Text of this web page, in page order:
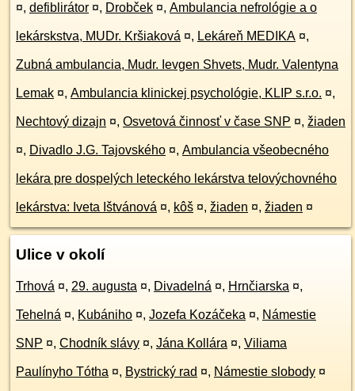
¤, defiblirátor ¤, Drobček ¤, Ambulancia nefrológie a o
lekárskstva, MUDr. Kršiaková ¤, Lekáreň MEDIKA ¤,
Zubná ambulancia, Mudr. Ievgen Shvets, Mudr. Valentyna
Lemak ¤, Ambulancia klinickej psychológie, KLIP s.r.o. ¤,
Nechtový dizajn ¤, Osvetová činnosť v čase SNP ¤, žiaden
¤, Divadlo J.G. Tajovského ¤, Ambulancia všeobecného
lekára pre dospelých leteckého lekárstva telovýchovného
lekárstva: Iveta Ištvánová ¤, kôš ¤, žiaden ¤, žiaden ¤
Ulice v okolí
Trhová ¤, 29. augusta ¤, Divadelná ¤, Hrnčiarska ¤,
Tehelná ¤, Kubániho ¤, Jozefa Kozáčeka ¤, Námestie
SNP ¤, Chodník slávy ¤, Jána Kollára ¤, Viliama
Paulínyho Tótha ¤, Bystrický rad ¤, Námestie slobody ¤